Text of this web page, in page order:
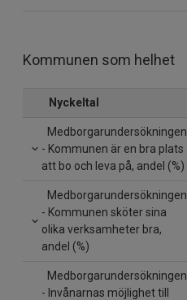
Kommunen som helhet
Nyckeltal
Medborgarundersökningen
- Kommunen är en bra plats
att bo och leva på, andel (%)
Medborgarundersökningen
- Kommunen sköter sina
olika verksamheter bra,
andel (%)
Medborgarundersökningen
- Invånarnas möjlighet till